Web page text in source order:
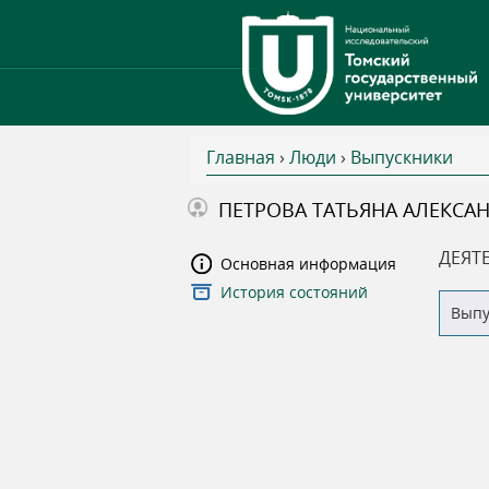
В
ы
з
Главная › Люди › Выпускники
ПЕТРОВА ТАТЬЯНА
Основная информация
История состояний